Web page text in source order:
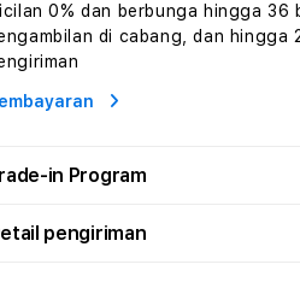
Wisata
Tunisia
Profesional
Wisata
Tunisia
0% dan berbunga hingga 36
di cabang, dan hingga
in Program
pengiriman